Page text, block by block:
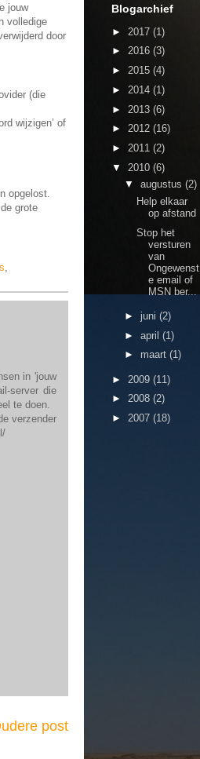
jouw
volledige
door
(die
wijzigen’ of
opgelost.
grote
in 'jouw
server die
te doen.
verzender
post
Blogarchief
► 2017 (1)
► 2016 (3)
► 2015 (4)
► 2014 (1)
► 2013 (6)
► 2012 (16)
► 2011 (2)
▼ 2010 (6)
▼ augustus (2)
Help elkaar
op afstand
Stop het
versturen
van
Ongewenst
e email of
MSN ber...
► juni (2)
► april (1)
► maart (1)
► 2009 (11)
► 2008 (2)
► 2007 (18)